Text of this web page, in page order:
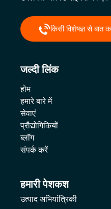
किसी विशेषज्ञ से बात
जल्दी लिंक
होम
हमारे बारे में
सेवाएं
प्रौद्योगिकियों
ब्लॉग
संपर्क करें
हमारी पेशकश
उत्पाद अभियांत्रिकी